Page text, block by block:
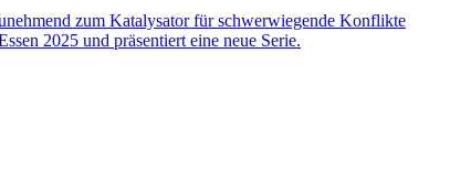
zum Katalysator für schwerwiegende Konflikte
2025 und präsentiert eine neue Serie.